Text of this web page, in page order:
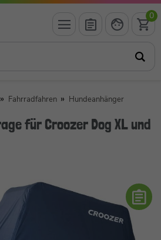
0
Fahrradfahren Hundeanhänger
für Croozer Dog XL und